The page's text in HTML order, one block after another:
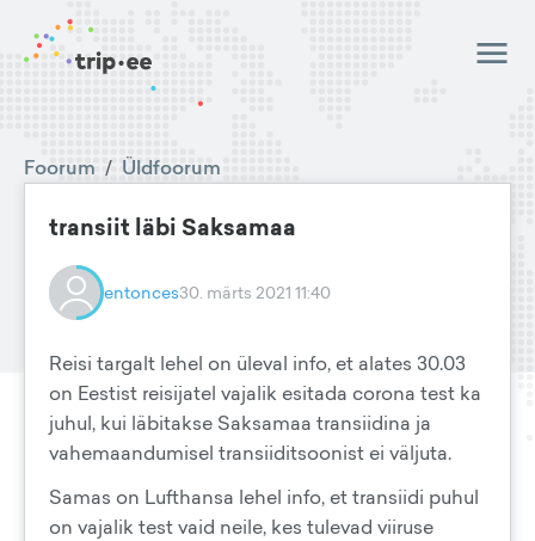
Foorum / Üldfoorum
transiit läbi Saksamaa
entonces30. märts 2021 11:40
Reisi targalt lehel on üleval info, et alates 30.03
on Eestist reisijatel vajalik esitada corona test ka
juhul, kui läbitakse Saksamaa transiidina ja
vahemaandumisel transiiditsoonist ei väljuta.
Samas on Lufthansa lehel info, et transiidi puhul
on vajalik test vaid neile, kes tulevad viiruse